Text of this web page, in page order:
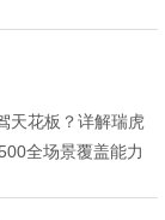
天花板？详解瑞虎
全场景覆盖能力